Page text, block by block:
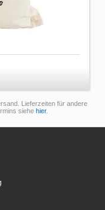
Lieferzeiten für andere
siehe hier.